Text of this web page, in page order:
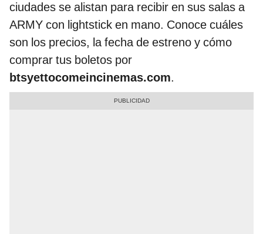
ciudades se alistan para recibir en sus salas a
ARMY con lightstick en mano. Conoce cuáles
son los precios, la fecha de estreno y cómo
comprar tus boletos por
btsyettocomeincinemas.com.